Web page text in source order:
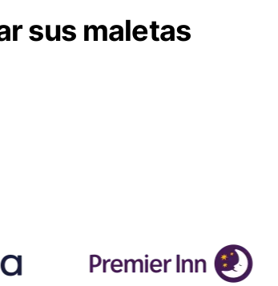
sus maletas